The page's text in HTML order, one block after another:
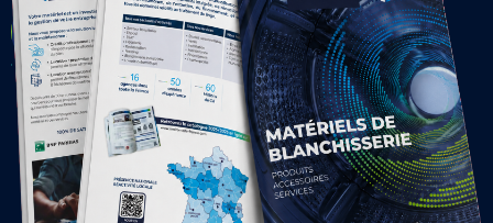
CONTACTER UNE AGENCE
LOCALE